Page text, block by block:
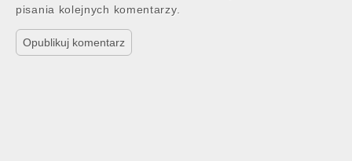
pisania kolejnych komentarzy.